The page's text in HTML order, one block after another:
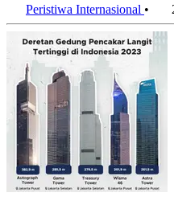
Peristiwa Internasional •